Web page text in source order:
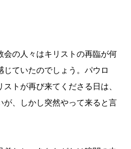
会の人々はキリストの再臨が何
じていたのでしょう。パウロ
トが再び来てくださる日は、
が、しかし突然やって来ると言